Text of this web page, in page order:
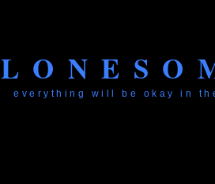
everything will be okay in